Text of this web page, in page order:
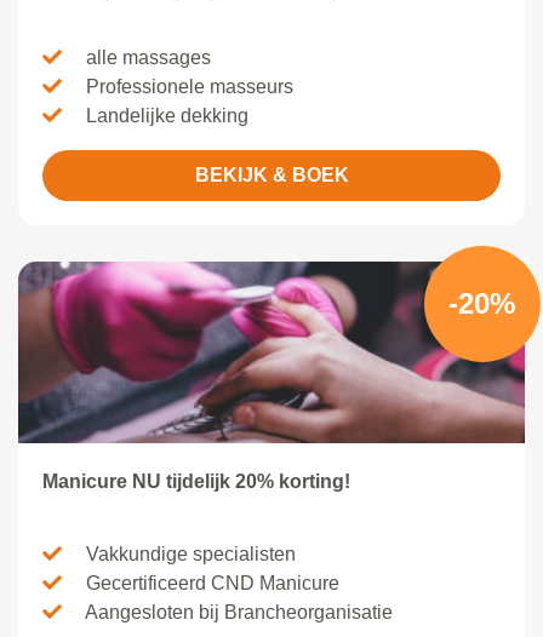
alle massages
Professionele masseurs
Landelijke dekking
BEKIJK & BOEK
-20%
Manicure NU tijdelijk 20% korting!
Vakkundige specialisten
Gecertificeerd CND Manicure
Aangesloten bij Brancheorganisatie